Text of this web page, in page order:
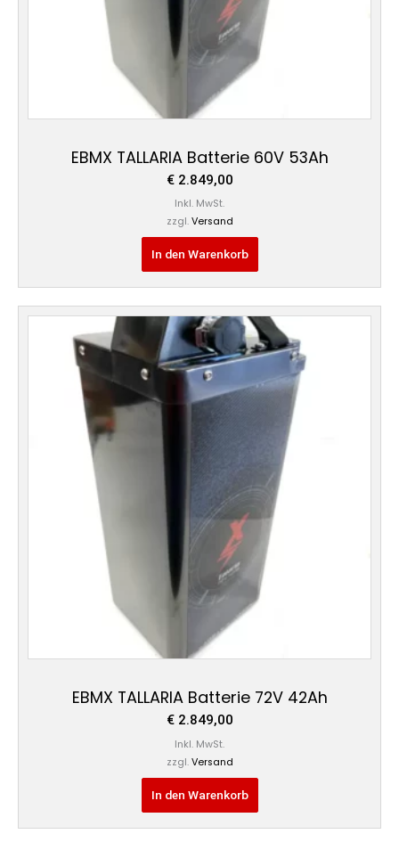
EBMX TALLARIA Batterie 60V 53Ah
€2.849,00
Inkl. MwSt.
zzgl. Versand
In den Warenkorb
EBMX TALLARIA Batterie 72V 42Ah
€2.849,00
Inkl. MwSt.
zzgl. Versand
In den Warenkorb